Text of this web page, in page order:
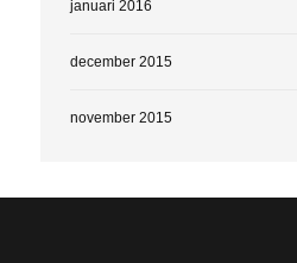
januari 2016
december 2015
november 2015